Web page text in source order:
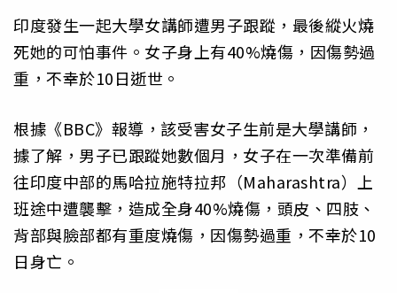
印度發生一起大學女講師遭男子跟蹤，最後縱火燒
死她的可怕事件。女子身上有40%燒傷，因傷勢過
重，不幸於10日逝世。
根據《BBC》報導，該受害女子生前是大學講師，
據了解，男子已跟蹤她數個月，女子在一次準備前
往印度中部的馬哈拉施特拉邦（Maharashtra）上
班途中遭襲擊，造成全身40%燒傷，頭皮、四肢、
背部與臉部都有重度燒傷，因傷勢過重，不幸於10
日身亡。